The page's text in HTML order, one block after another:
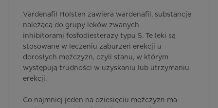
Vardenafil Holsten zawiera wardenafil, substancję
należącą do grupy leków zwanych
inhibitorami fosfodiesterazy typu 5. Te leki są
stosowane w leczeniu zaburzeń erekcji u
dorosłych mężczyzn, czyli stanu, w którym
występują trudności w uzyskaniu lub utrzymaniu
erekcji.
Co najmniej jeden na dziesięciu mężczyzn ma